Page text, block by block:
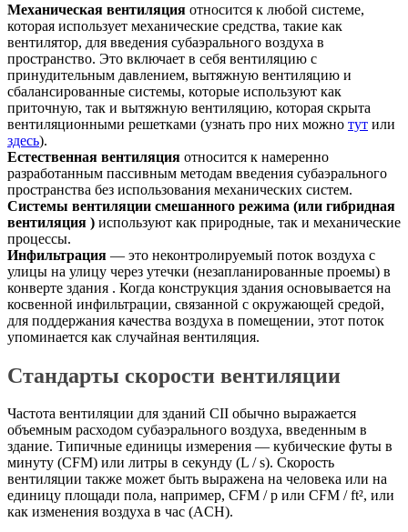
Механическая вентиляция относится к любой системе,
которая использует механические средства, такие как
вентилятор, для введения субаэрального воздуха в
пространство. Это включает в себя вентиляцию с
принудительным давлением, вытяжную вентиляцию и
сбалансированные системы, которые используют как
приточную, так и вытяжную вентиляцию, которая скрыта
вентиляционными решетками (узнать про них можно тут или
здесь).
Естественная вентиляция относится к намеренно
разработанным пассивным методам введения субаэрального
пространства без использования механических систем.
Системы вентиляции смешанного режима (или гибридная
вентиляция ) используют как природные, так и механические
процессы.
Инфильтрация — это неконтролируемый поток воздуха с
улицы на улицу через утечки (незапланированные проемы) в
конверте здания . Когда конструкция здания основывается на
косвенной инфильтрации, связанной с окружающей средой,
для поддержания качества воздуха в помещении, этот поток
упоминается как случайная вентиляция.
Стандарты скорости вентиляции
Частота вентиляции для зданий CII обычно выражается
объемным расходом субаэрального воздуха, введенным в
здание. Типичные единицы измерения — кубические футы в
минуту (CFM) или литры в секунду (L / s). Скорость
вентиляции также может быть выражена на человека или на
единицу площади пола, например, CFM / p или CFM / ft², или
как изменения воздуха в час (ACH).